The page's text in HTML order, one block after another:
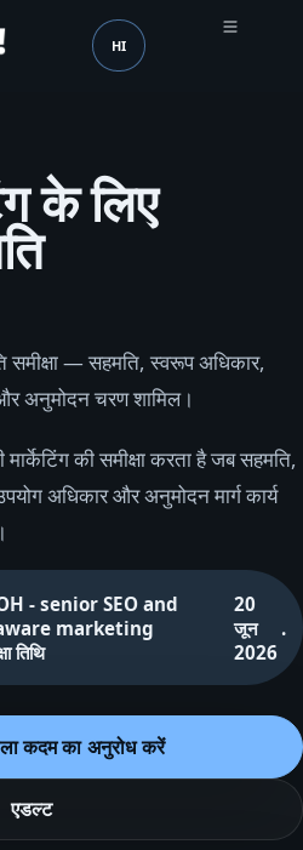
भाषा (mobile header)
HI
के लिए
— सहमति, स्वरूप अधिकार,
और अनुमोदन चरण शामिल।
की समीक्षा करता है जब सहमति,
अधिकार और अनुमोदन मार्ग कार्य
- senior SEO and
marketing
तिथि
20
जून
2026
.
कदम का अनुरोध करें
एडल्ट